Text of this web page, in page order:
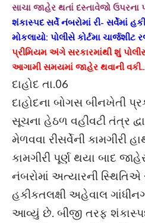
સાચા જાહેર થતાં દસ્તાવેજો ઉપરના
શંકાસ્પદ સર્વે નંબરોમાં રી- સર્વેમાં
મોકલાયો: પોલીસે કોર્ટમા ચાર્જશીટ
પ્રીમિયમ અંગે સરકારમાંથી શું
આગામી સમયમાં જાહેર થવાની વકી..
દાહોદ તા.06
દાહોદના બોગસ બીનખેતી
સૂચના હેઠળ વહીવટી તંત્ર
મેળવવા રીસર્વેની કામગીરી
કામગીરી પૂર્ણ થયા બાદ
નંબરોમાં અત્યારની
હકીકતલક્ષી અહેવાલ
આવ્યું છે. બીજી તરફ